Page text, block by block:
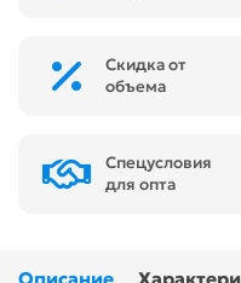
Скидка от
объема
Спецусловия
для опта